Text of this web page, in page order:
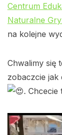
Centrum
Naturalne
na kolejne
Chwalimy się
zobaczcie jak
.